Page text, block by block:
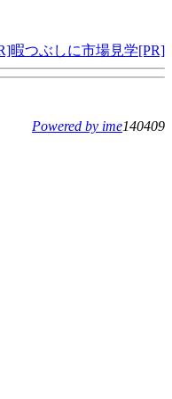
暇つぶしに市場見学[PR]
Powered by ime140409